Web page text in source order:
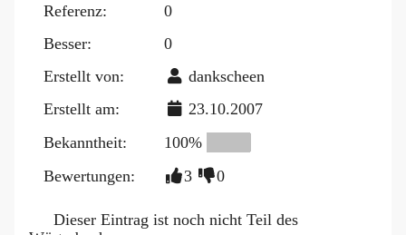
Blog
Referenz:
0
Besser:
0
Erstellt von:
dankscheen
Erstellt am:
23.10.2007
Bekanntheit:
100%
Bewertungen:
3 0
Dieser Eintrag ist noch nicht Teil des